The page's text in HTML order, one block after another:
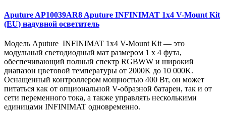
Aputure AP10039AR8 Aputure INFINIMAT 1x4 V-Mount Kit
(EU) надувной осветитель
Модель Aputure INFINIMAT 1x4 V-Mount Kit — это
модульный светодиодный мат размером 1 x 4 фута,
обеспечивающий полный спектр RGBWW и широкий
диапазон цветовой температуры от 2000K до 10 000K.
Оснащенный контроллером мощностью 400 Вт, он может
питаться как от опциональной V-образной батареи, так и от
сети переменного тока, а также управлять несколькими
единицами INFINIMAT одновременно.